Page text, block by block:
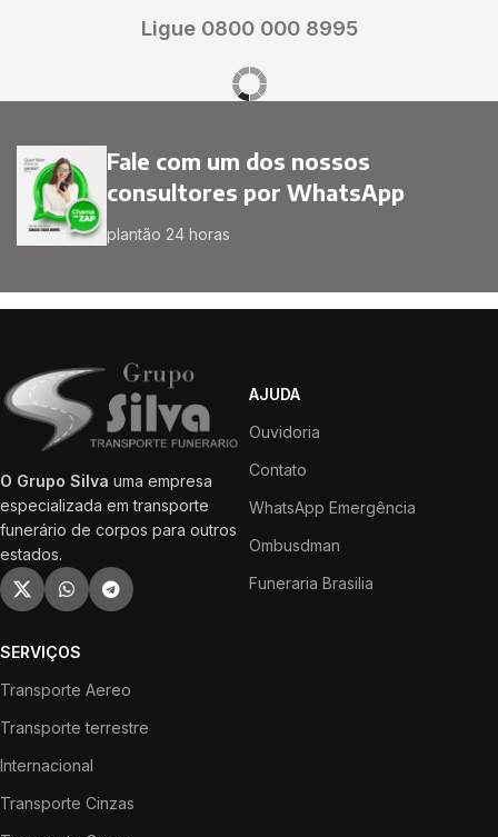
Ligue 0800 000 8995
Fale com um dos nossos
consultores por WhatsApp
plantão 24 horas
O Grupo Silva uma empresa
especializada em transporte
funerário de corpos para outros
estados.
AJUDA
Ouvidoria
Contato
WhatsApp Emergência
Ombusdman
Funeraria Brasilia
SERVIÇOS
Transporte Aereo
Transporte terrestre
Internacional
Transporte Cinzas